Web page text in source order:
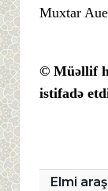
Muxtar
© Müəllif
istifadə
Elmi